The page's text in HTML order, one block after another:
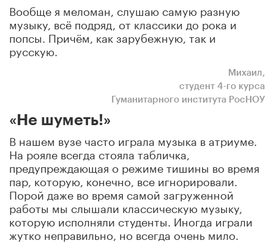
Вообще я меломан, слушаю самую разную
музыку, всё подряд, от классики до рока и
попсы. Причём, как зарубежную, так и
русскую.
Михаил,
студент 4-го курса
Гуманитарного института РосНОУ
«Не шуметь!»
В нашем вузе часто играла музыка в атриуме.
На рояле всегда стояла табличка,
предупреждающая о режиме тишины во время
пар, которую, конечно, все игнорировали.
Порой даже во время самой загруженной
работы мы слышали классическую музыку,
которую исполняли студенты. Иногда играли
жутко неправильно, но всегда очень мило.